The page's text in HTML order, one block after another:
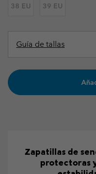
38 EU 39 EU
Guía de tallas
Zapatillas de
protectoras